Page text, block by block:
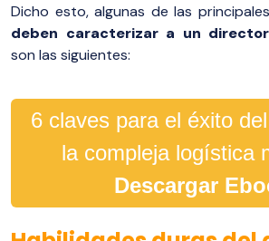
Dicho esto, algunas de las principales
deben caracterizar a un
son las siguientes:
6 claves para el éxito
la compleja logística
Descargar